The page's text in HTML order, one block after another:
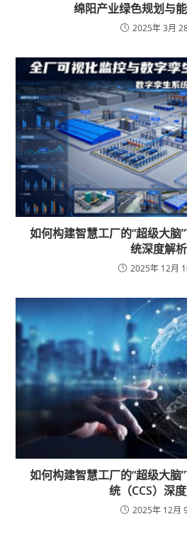
绵阳产业绿色规划与
2025年 3月
如何构建智慧工厂的“超级大脑
统深度解析
2025年 12月
如何构建智慧工厂的“超级大脑
统（CCS）深
2025年 12月